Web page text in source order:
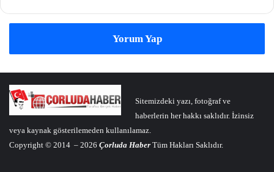
Yorum Yap
Sitemizdeki yazı, fotoğraf ve
haberlerin her hakkı saklıdır. İzinsiz
veya kaynak gösterilemeden kullanılamaz.
Copyright © 2014 – 2026 Çorluda Haber Tüm Hakları Saklıdır.